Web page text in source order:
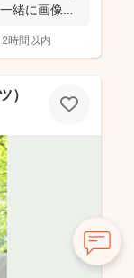
緒に画像と
時間以内
）